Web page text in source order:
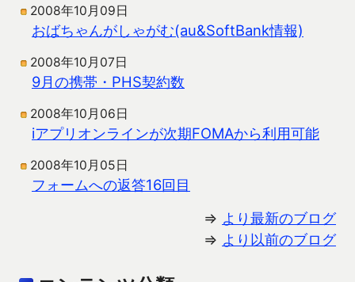
2008年10月09日
おばちゃんがしゃがむ(au&SoftBank情報)
2008年10月07日
9月の携帯・PHS契約数
2008年10月06日
iアプリオンラインが次期FOMAから利用可能
2008年10月05日
フォームへの返答16回目
⇒ より最新のブログ
⇒ より以前のブログ